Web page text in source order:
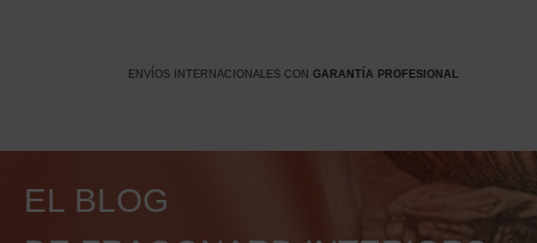
ENVÍOS INTERNACIONALES CON GARANTÍA PROFESIONAL
EL BLOG